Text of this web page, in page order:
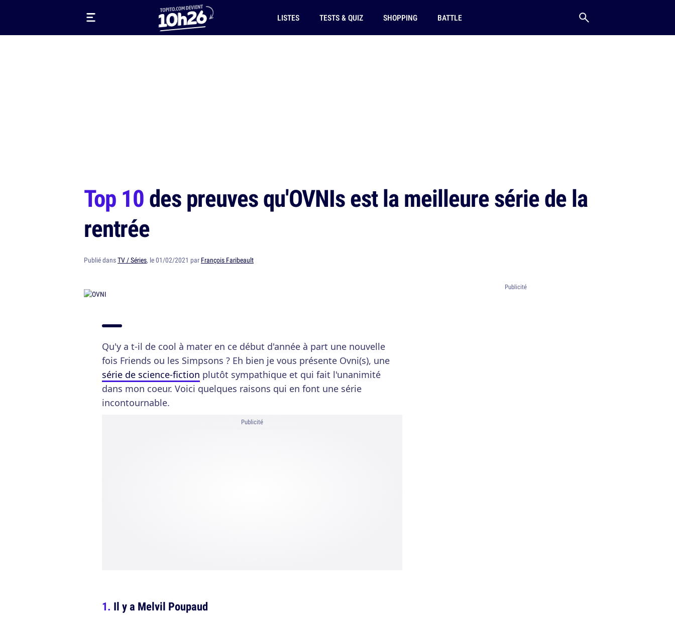
LISTES TESTS & QUIZ SHOPPING BATTLE
Top 10des preuves qu'OVNIs est la meilleure série de la
rentrée
Publié dansTV / Séries, le 01/02/2021 par François Faribeault
Qu'y a t-il de cool à mater en ce début d'année à part une nouvelle
fois Friends ou les Simpsons ? Eh bien je vous présente Ovni(s), une
série de science-fiction plutôt sympathique et qui fait l'unanimité
dans mon coeur. Voici quelques raisons qui en font une série
incontournable.
Publicité
Il y a Melvil Poupaud